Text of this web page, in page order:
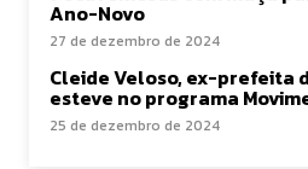
Ano-Novo
27 de dezembro de 2024
Cleide Veloso, ex-prefeita
esteve no programa
25 de dezembro de 2024